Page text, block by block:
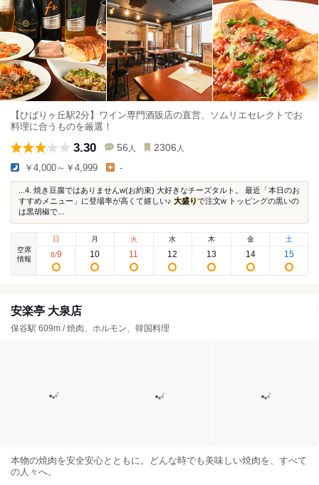
【ひばりヶ丘駅2分】ワイン専門酒販店の直営、ソムリエセレクトでお
料理に合うものを厳選！
3.30 56 人 2306 人
￥4,000～￥4,999 -
...4. 焼き豆腐ではありませんw(お約束) 大好きなチーズタルト。 最近「本日のお
すすめメニュー」に登場率が高くて嬉しい♪ 大盛りで注文w トッピングの黒いの
は黒胡椒で...
空席
情報
日
8/9
月
10
火
11
水
12
木
13
金
14
土
15
安楽亭 大泉店
保谷駅 609m / 焼肉、ホルモン、韓国料理
本物の焼肉を安全安心とともに。どんな時でも美味しい焼肉を、すべて
の人々へ。